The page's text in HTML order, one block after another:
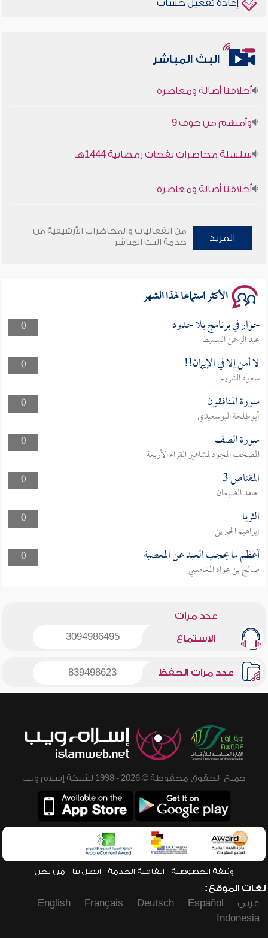
إعادة تفعيل حساب
البث المباشر
سلسلة محاضرات نفحات رمضانية 1444هـ
المزيد
من الفعاليات والمحاضرات الأرشيفية من
خدمة البث المباشر
الأكثر استماعا لهذا الشهر
0 حوار في برنامج بلا حدود
عبد الرحمن السميط
0
لا أمن إلا في الإيمان!!
سعود الشريم
0
سورة المنافقون
أبوطلحة البوسعيدي
0
سورة الصف
المصحف المجود لمشاهير القراء الأربعة
0
المقناص 3
حامد الضبعان
0
الثريا
إبراهيم الجبرين
0
أعظم ما يحجب العبد عن المعصية
صالح بن عواد المغامسي
عدد مرات
الاستماع 3094986495
عدد مرات الحفظ 839498623
جميع الحقوق محفوظة © 2026 - 1998 لشبكة إسلام ويب
وثيقة الخصوصية اتفاقية الخدمة اتصل بنا من نحن
لغات الموقع:
عربي
Español
Deutsch
Français
English
Indonesia